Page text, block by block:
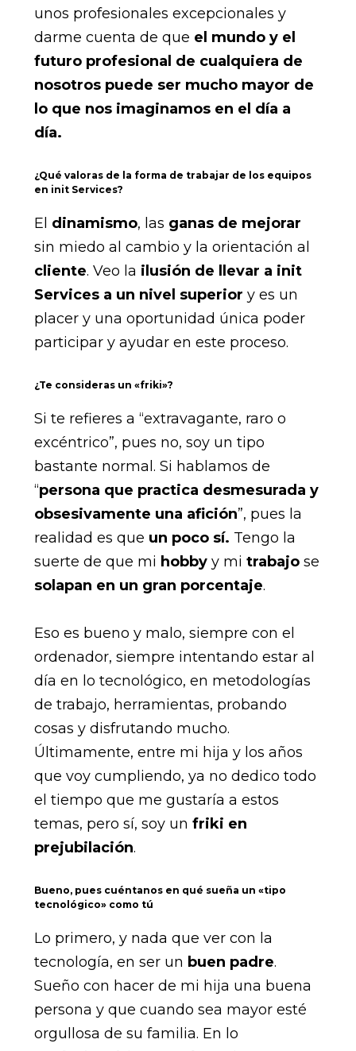
unos profesionales excepcionales y
darme cuenta de que el mundo y el
futuro profesional de cualquiera de
nosotros puede ser mucho mayor de
lo que nos imaginamos en el día a
día.
¿Qué valoras de la forma de trabajar de los equipos
en init Services?
El dinamismo, las ganas de mejorar
sin miedo al cambio y la orientación al
cliente. Veo la ilusión de llevar a init
Services a un nivel superior y es un
placer y una oportunidad única poder
participar y ayudar en este proceso.
¿Te consideras un «friki»?
Si te refieres a “extravagante, raro o
excéntrico”, pues no, soy un tipo
bastante normal. Si hablamos de
“persona que practica desmesurada y
obsesivamente una afición”, pues la
realidad es que un poco sí. Tengo la
suerte de que mi hobbyy mi trabajose
solapan en un gran porcentaje.
Eso es bueno y malo, siempre con el
ordenador, siempre intentando estar al
día en lo tecnológico, en metodologías
de trabajo, herramientas, probando
cosas y disfrutando mucho.
Últimamente, entre mi hija y los años
que voy cumpliendo, ya no dedico todo
el tiempo que me gustaría a estos
temas, pero sí, soy un friki en
prejubilación.
Bueno, pues cuéntanos en qué sueña un «tipo
tecnológico» como tú
Lo primero, y nada que ver con la
tecnología, en ser un buen padre.
Sueño con hacer de mi hija una buena
persona y que cuando sea mayor esté
orgullosa de su familia. En lo